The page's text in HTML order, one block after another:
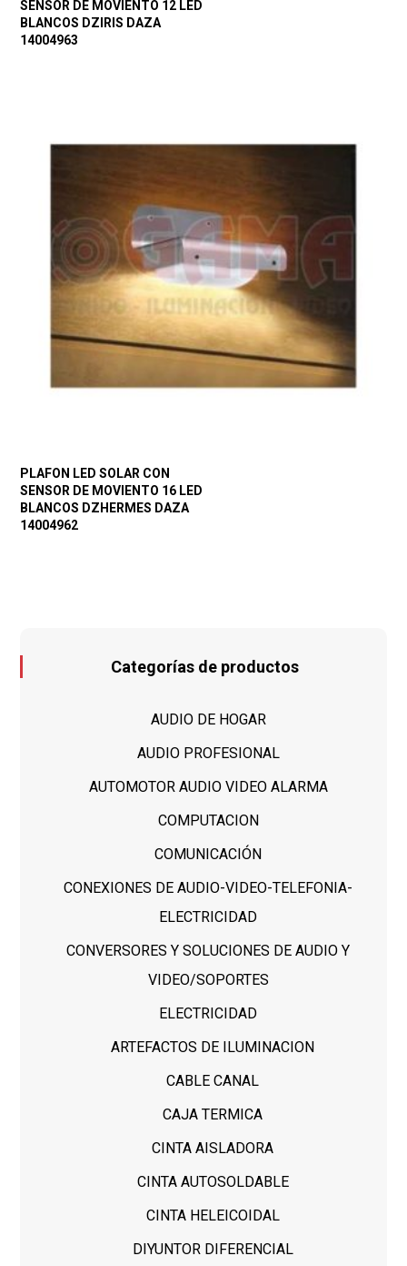
SENSOR DE MOVIENTO 12 LED
BLANCOS DZIRIS DAZA
14004963
PLAFON LED SOLAR CON
SENSOR DE MOVIENTO 16 LED
BLANCOS DZHERMES DAZA
14004962
Categorías de productos
AUDIO DE HOGAR
AUDIO PROFESIONAL
AUTOMOTOR AUDIO VIDEO ALARMA
COMPUTACION
COMUNICACIÓN
CONEXIONES DE AUDIO-VIDEO-TELEFONIA-
ELECTRICIDAD
CONVERSORES Y SOLUCIONES DE AUDIO Y
VIDEO/SOPORTES
ELECTRICIDAD
ARTEFACTOS DE ILUMINACION
CABLE CANAL
CAJA TERMICA
CINTA AISLADORA
CINTA AUTOSOLDABLE
CINTA HELEICOIDAL
DIYUNTOR DIFERENCIAL